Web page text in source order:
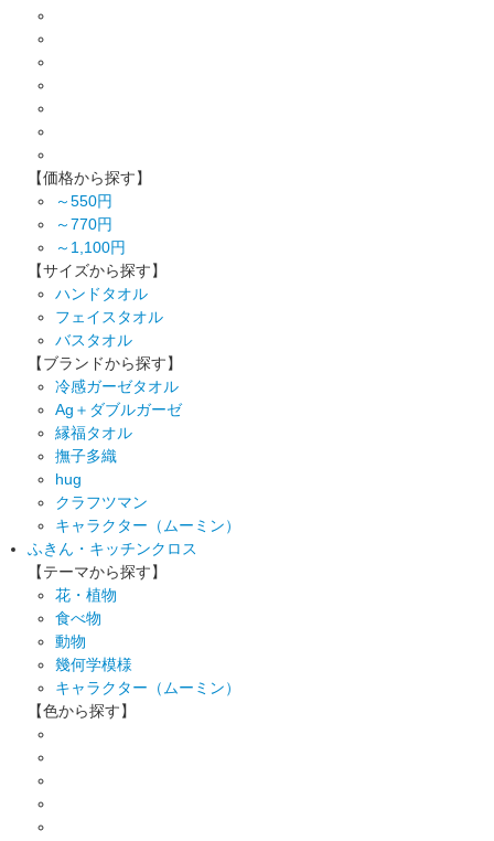
【価格から探す】
～550円
～770円
～1,100円
【サイズから探す】
ハンドタオル
フェイスタオル
バスタオル
【ブランドから探す】
冷感ガーゼタオル
Ag＋ダブルガーゼ
縁福タオル
撫子多織
hug
クラフツマン
キャラクター（ムーミン）
ふきん・キッチンクロス
【テーマから探す】
花・植物
食べ物
動物
幾何学模様
キャラクター（ムーミン）
【色から探す】